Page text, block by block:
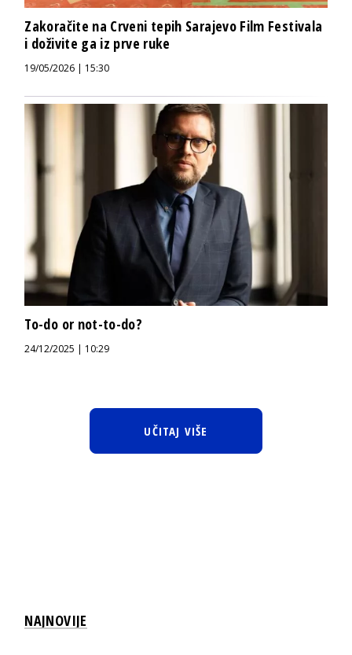
Zakoračite na Crveni tepih Sarajevo Film Festivala
i doživite ga iz prve ruke
19/05/2026 | 15:30
To-do or not-to-do?
24/12/2025 | 10:29
UČITAJ VIŠE
NAJNOVIJE